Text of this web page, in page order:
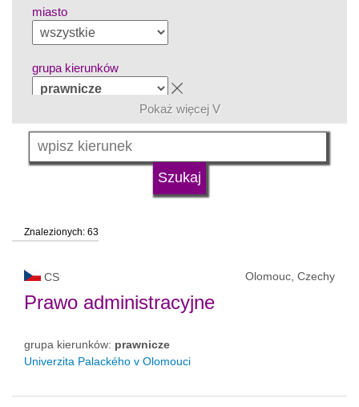
miasto
grupa kierunków
język
status uczelni
Pokaż więcej V
Znalezionych: 63
CS Olomouc, Czechy
Prawo administracyjne
grupa kierunków: prawnicze
Univerzita Palackého v Olomouci